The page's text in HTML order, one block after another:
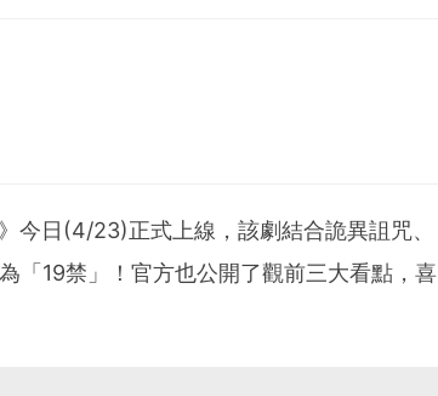
日(4/23)正式上線，該劇結合詭異詛咒、
「19禁」！官方也公開了觀前三大看點，喜